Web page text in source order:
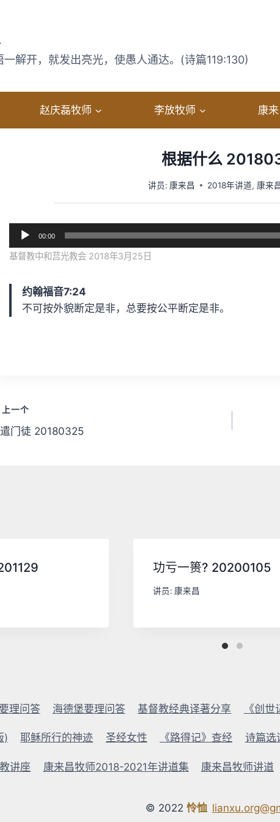
一解开，就发出亮光，使愚人通达。(诗篇119:130)
赵庆磊牧师 李放牧师 康
根据什么
讲员: 康来昌 2018年讲道, 康来
频
播
00:00
基督教中和莒光教会 2018年3月25日
约翰福音7:24
不可按外貌断定是非，总要按公平断定是非。
上一个
门徒 20180325
功亏一篑? 20200105
讲员: 康来昌
理问答 海德堡要理问答 基督教经典译著分享 《创
) 耶稣所行的神迹 圣经女性 《路得记》查经 诗篇选
讲座 康来昌牧师2018-2021年讲道集 康来昌牧师讲道
© 2022 怜恤